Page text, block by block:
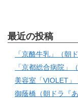
最近の投稿
「京酪牛乳」（朝
「京都総合病院」
美容室「VIOLET」
御蔭橋（朝ドラ『あ